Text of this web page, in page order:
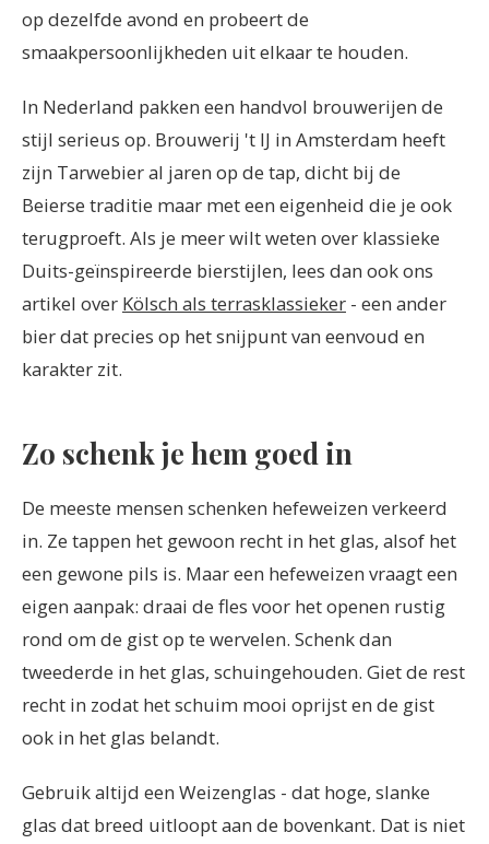
op dezelfde avond en probeert de
smaakpersoonlijkheden uit elkaar te houden.
In Nederland pakken een handvol brouwerijen de
stijl serieus op. Brouwerij 't IJ in Amsterdam heeft
zijn Tarwebier al jaren op de tap, dicht bij de
Beierse traditie maar met een eigenheid die je ook
terugproeft. Als je meer wilt weten over klassieke
Duits-geïnspireerde bierstijlen, lees dan ook ons
artikel over Kölsch als terrasklassieker - een ander
bier dat precies op het snijpunt van eenvoud en
karakter zit.
Zo schenk je hem goed in
De meeste mensen schenken hefeweizen verkeerd
in. Ze tappen het gewoon recht in het glas, alsof het
een gewone pils is. Maar een hefeweizen vraagt een
eigen aanpak: draai de fles voor het openen rustig
rond om de gist op te wervelen. Schenk dan
tweederde in het glas, schuingehouden. Giet de rest
recht in zodat het schuim mooi oprijst en de gist
ook in het glas belandt.
Gebruik altijd een Weizenglas - dat hoge, slanke
glas dat breed uitloopt aan de bovenkant. Dat is niet